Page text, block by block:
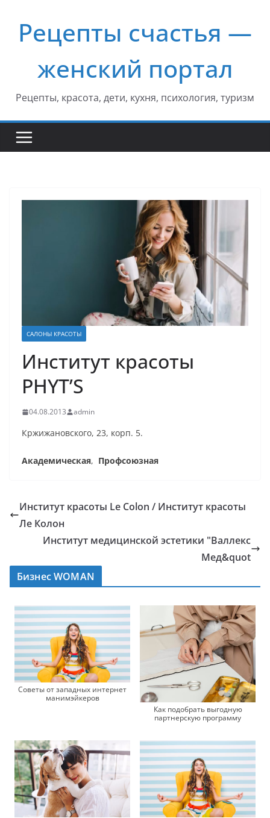
содержимому
Рецепты счастья —
женский портал
Рецепты, красота, дети, кухня, психология, туризм
САЛОНЫ КРАСОТЫ
Институт красоты
PHYT’S
04.08.2013 admin
Кржижановского, 23, корп. 5.
Академическая, Профсоюзная
Институт красоты Le Colon / Институт красоты
Ле Колон
Институт медицинской эстетики "Валлекс
Мед&quot
Бизнес WOMAN
Советы от западных интернет
манимэйкеров
Как подобрать выгодную
партнерскую программу